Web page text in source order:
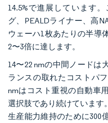
14.5%で進展しています
グ、PEALDライナー、高
ウェーハ1枚あたりの半導
2〜3倍に達します。
14〜22 nmの中間ノードは
ランスの取れたコストパ
nmはコスト重視の自動車
選択肢であり続けています
生産能力維持のために300